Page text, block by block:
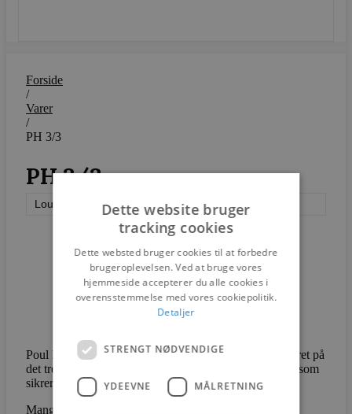
Forside
/
Varer
/
PH 3/3
PH 3/3
Louis Poulsen
Poul Henningsen designede hundredvis af lamper baseret på
det treskærmsystem, han udviklede i 1926 – et system, som
sikrer uovertruffen lyskvalitet, uanset hvad behovet er.
Mange af hans lampedesign inkluderer et nummer, der
Dette website bruger
tracking cookies
Dette websted bruger cookies til at forbedre
brugeroplevelsen. Ved at bruge vores
hjemmeside accepterer du alle cookies i
overensstemmelse med vores cookiepolitik.
Detaljer
STRENGT NØDVENDIGE
YDEEVNE MÅLRETNING